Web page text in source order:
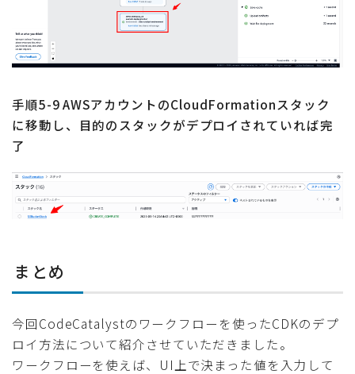
手順5-9 AWSアカウントのCloudFormationスタック
に移動し、目的のスタックがデプロイされていれば完
了
まとめ
今回CodeCatalystのワークフローを使ったCDKのデプ
ロイ方法について紹介させていただきました。
ワークフローを使えば、UI上で決まった値を入力して